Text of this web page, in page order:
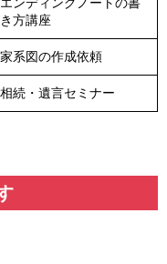
き方講座
家系図の作成依頼
相続・遺言セミナー